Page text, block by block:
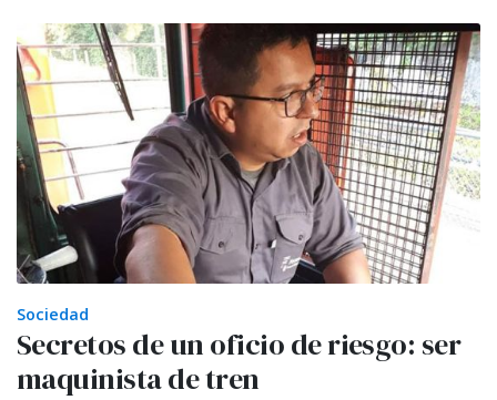
Sociedad
Secretos de un oficio de riesgo: ser
maquinista de tren